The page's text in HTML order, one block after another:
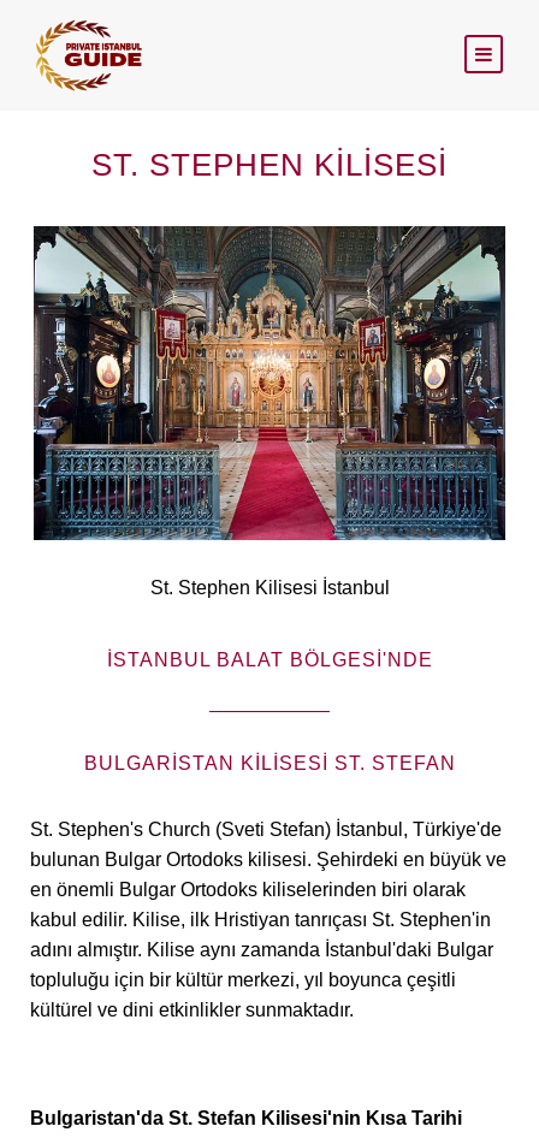
ST. STEPHEN KILISESI
St. Stephen Kilisesi İstanbul
İSTANBUL BALAT BÖLGESI'NDE
BULGARISTAN KILISESI ST. STEFAN
St. Stephen's Church (Sveti Stefan) İstanbul, Türkiye'de
bulunan Bulgar Ortodoks kilisesi. Şehirdeki en büyük ve
en önemli Bulgar Ortodoks kiliselerinden biri olarak
kabul edilir. Kilise, ilk Hristiyan tanrıçası St. Stephen'in
adını almıştır. Kilise aynı zamanda İstanbul'daki Bulgar
topluluğu için bir kültür merkezi, yıl boyunca çeşitli
kültürel ve dini etkinlikler sunmaktadır.
Bulgaristan'da St. Stefan Kilisesi'nin Kısa Tarihi